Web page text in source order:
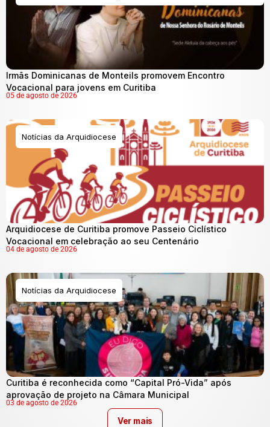
Irmãs Dominicanas de Monteils promovem Encontro
Vocacional para jovens em Curitiba
05 de agosto de 2026
Notícias da Arquidiocese
Arquidiocese de Curitiba promove Passeio Ciclístico
Vocacional em celebração ao seu Centenário
04 de agosto de 2026
Notícias da Arquidiocese
Curitiba é reconhecida como “Capital Pró-Vida” após
aprovação de projeto na Câmara Municipal
03 de agosto de 2026
Ver mais